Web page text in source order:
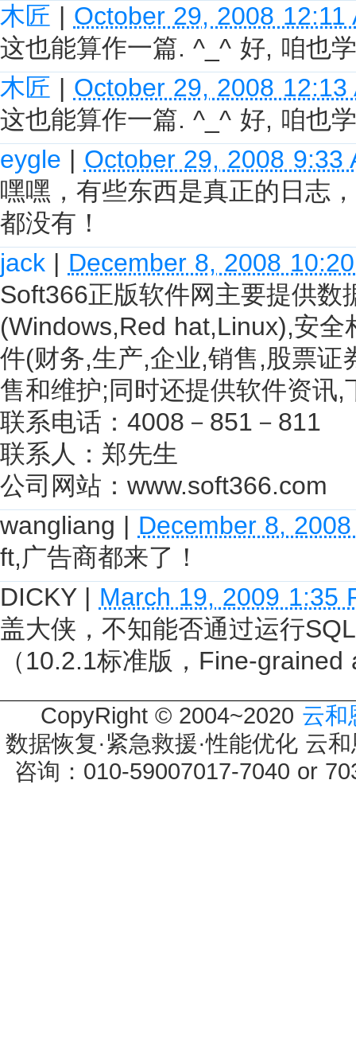
木匠 | October 29, 2008 12:11
这也能算作一篇. ^_^ 好, 咱也
木匠 | October 29, 2008 12:13
这也能算作一篇. ^_^ 好, 咱也
eygle | October 29, 2008 9:33
嘿嘿，有些东西是真正的日志
都没有！
jack | December 8, 2008
Soft366正版软件网主要提供
(Windows,Red hat,Linux),安
件(财务,生产,企业,销售,股票证
售和维护;同时还提供软件资讯
联系电话：4008－851－811
联系人：郑先生
公司网站：www.soft366.com
wangliang | December 8,
ft,广告商都来了！
DICKY| March 19, 2009 1:35
盖大侠，不知能否通过运行
（10.2.1标准版，Fine-
CopyRight © 2004~2020 云和
数据恢复·紧急救援·性能优化 云
咨询：010-59007017-7040 or